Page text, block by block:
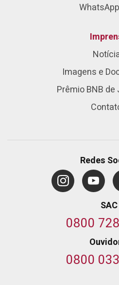
Imagens e
Prêmio BNB
Redes
SAC
0800
0800